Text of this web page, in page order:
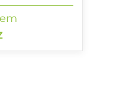
bruska (bez